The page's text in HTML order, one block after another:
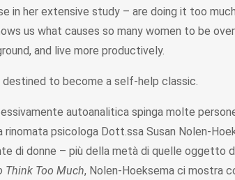
in her extensive study – are doing it too
us what causes so many women to be
and live more productively.
destined to become a self-help classic.
autoanalitica spinga molte
psicologa Dott.ssa Susan Nolen-
di donne – più della metà di quelle
Think Too Much, Nolen-Hoeksema ci mostra